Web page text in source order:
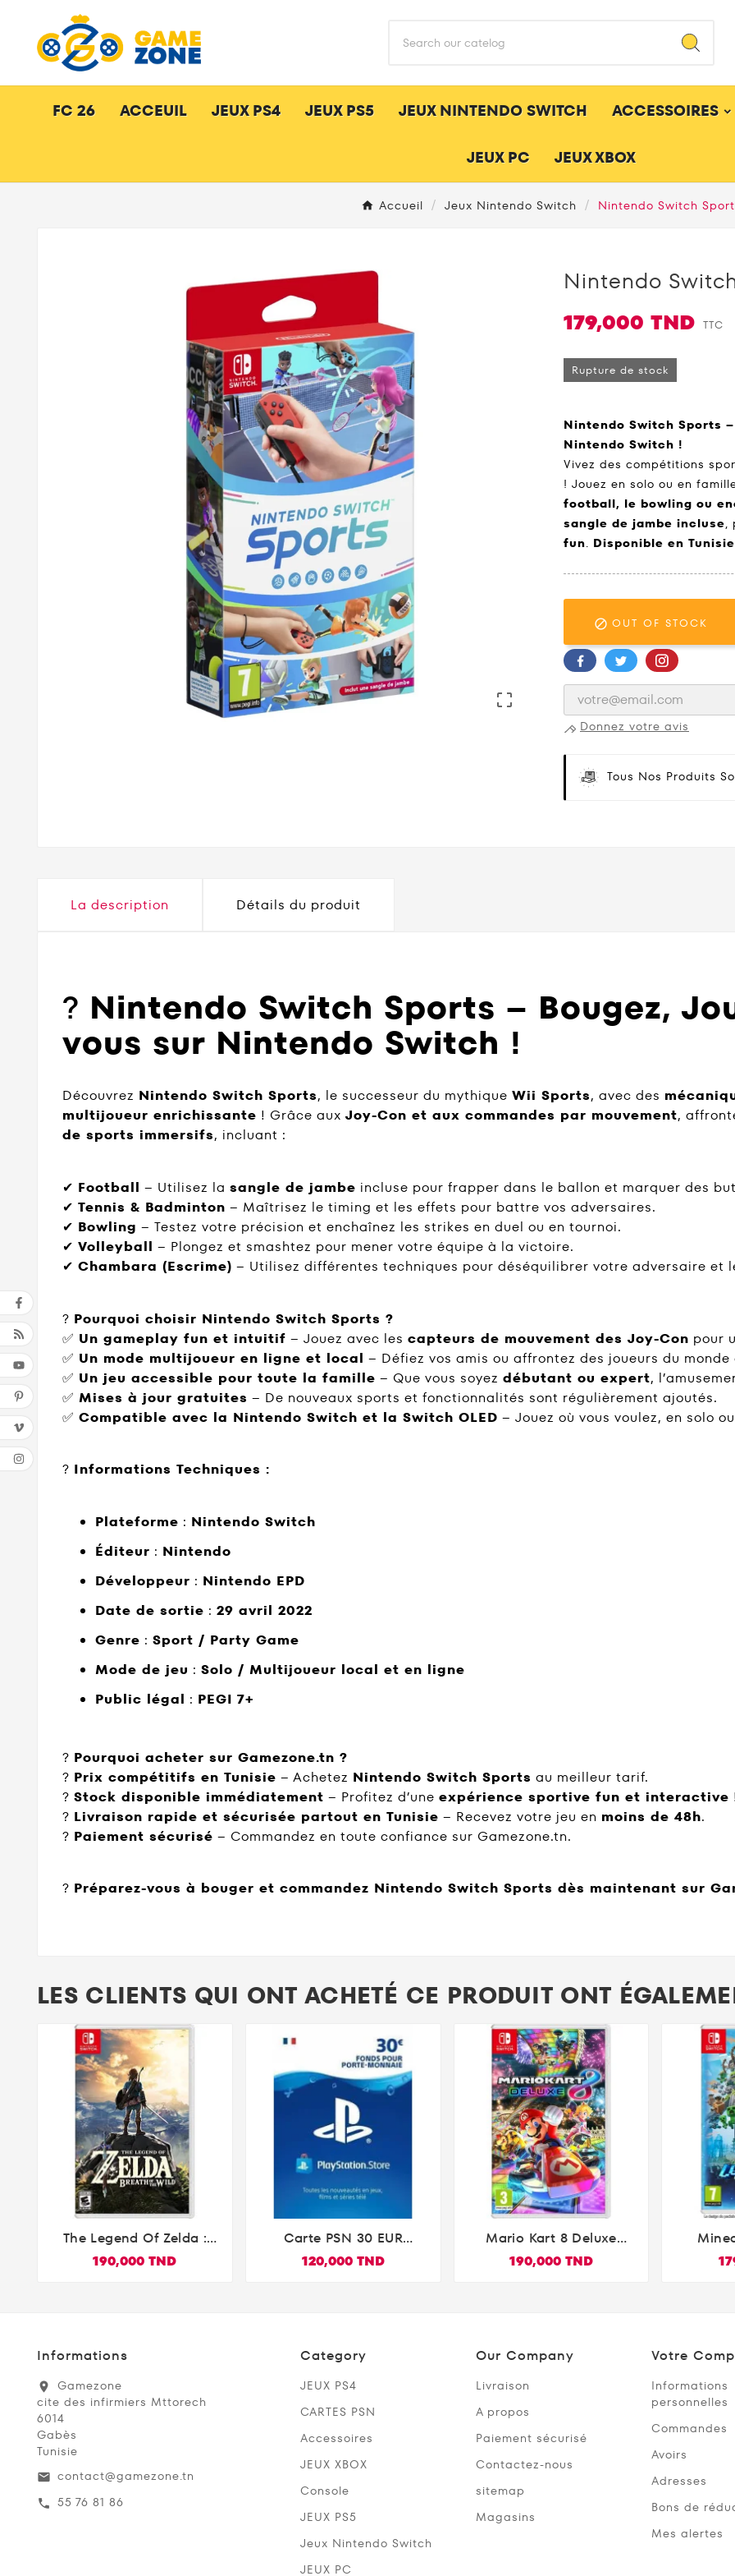
FC 26 ACCEUIL JEUX PS4 JEUX PS5 JEUX NINTENDO SWITCH ACCESSOIRES
JEUX PC JEUX XBOX
Accueil Jeux Nintendo Switch Nintendo Switch

Nintendo
179,000 TND TTC
Rupture de stock
Nintendo Switch Sports
Nintendo Switch !
Vivez des compétitions
! Jouez en solo ou en
football, le bowling ou
sangle de jambe incluse,
fun. Disponible en
 OUT OF STOCK
Donnez votre avis
Tous Nos Produits
La description Détails du produit
? Nintendo Switch Sports – Bougez,
vous sur Nintendo Switch !
Découvrez Nintendo Switch Sports, le successeur du mythique Wii Sports, avec des
multijoueur enrichissante ! Grâce aux Joy-Con et aux commandes par mouvement,
de sports immersifs, incluant :
✔ Football – Utilisez la sangle de jambe incluse pour frapper dans le ballon et marquer des
✔ Tennis & Badminton – Maîtrisez le timing et les effets pour battre vos adversaires.
✔ Bowling – Testez votre précision et enchaînez les strikes en duel ou en tournoi.
✔ Volleyball – Plongez et smashtez pour mener votre équipe à la victoire.
✔ Chambara (Escrime) – Utilisez différentes techniques pour déséquilibrer votre adversaire et
? Pourquoi choisir Nintendo Switch Sports ?
✅ Un gameplay fun et intuitif – Jouez avec les capteurs de mouvement des Joy-Con pour
✅ Un mode multijoueur en ligne et local – Défiez vos amis ou affrontez des joueurs du monde
✅ Un jeu accessible pour toute la famille – Que vous soyez débutant ou expert,
✅ Mises à jour gratuites – De nouveaux sports et fonctionnalités sont régulièrement ajoutés.
✅ Compatible avec la Nintendo Switch et la Switch OLED – Jouez où vous voulez, en solo
? Informations Techniques :
Plateforme : Nintendo Switch
Éditeur : Nintendo
Développeur : Nintendo EPD
Date de sortie : 29 avril 2022
Genre : Sport / Party Game
Mode de jeu : Solo / Multijoueur local et en ligne
Public légal : PEGI 7+
? Pourquoi acheter sur Gamezone.tn ?
? Prix compétitifs en Tunisie – Achetez Nintendo Switch Sports au meilleur tarif.
? Stock disponible immédiatement – Profitez d’une expérience sportive fun et interactive
? Livraison rapide et sécurisée partout en Tunisie – Recevez votre jeu en moins de 48h.
? Paiement sécurisé – Commandez en toute confiance sur Gamezone.tn.
? Préparez-vous à bouger et commandez Nintendo Switch Sports dès maintenant sur
LES CLIENTS QUI ONT ACHETÉ CE PRODUIT ONT

The Legend Of Zelda :
Breath Of The Wild
Nintendo Switch
190,000 TND

Carte PSN 30 EUR
Playstation Store
PS5/PS4/PS3/PS Vita
120,000 TND

Mario Kart 8 Deluxe
Nintendo Switch
190,000 TND
Informations
location_on
Gamezone
cite des infirmiers Mttorech
6014
Gabès
Tunisie
email contact@gamezone.tn
call 55 76 81 86
Category
JEUX PS4
CARTES PSN
Accessoires
JEUX XBOX
Console
JEUX PS5
Jeux Nintendo Switch
JEUX PC
Our Company
Livraison
A propos
Paiement sécurisé
Contactez-nous
sitemap
Magasins
Votre
Informations
personnelles
Commandes
Avoirs
Adresses
Bons de
Mes alertes